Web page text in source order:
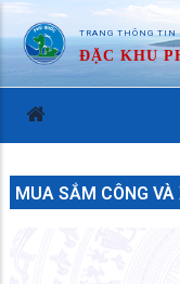
TRANG THÔNG
ĐẶC KHU
MUA SẮM CÔNG VÀ